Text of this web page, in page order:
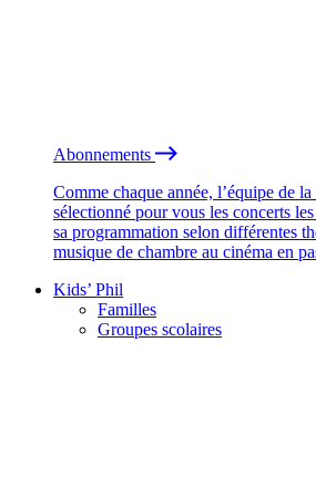
Abonnements
Comme chaque année, l’équipe de
sélectionné pour vous les concerts
sa programmation selon différentes
musique de chambre au cinéma en
Kids’ Phil
Familles
Groupes scolaires